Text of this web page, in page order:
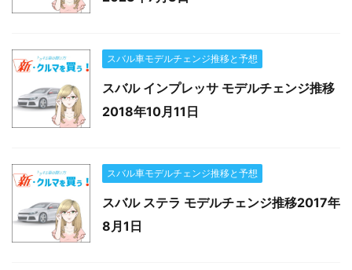
スバル車モデルチェンジ推移と予想
スバル インプレッサ モデルチェンジ推移
2018年10月11日
スバル車モデルチェンジ推移と予想
スバル ステラ モデルチェンジ推移2017年
8月1日